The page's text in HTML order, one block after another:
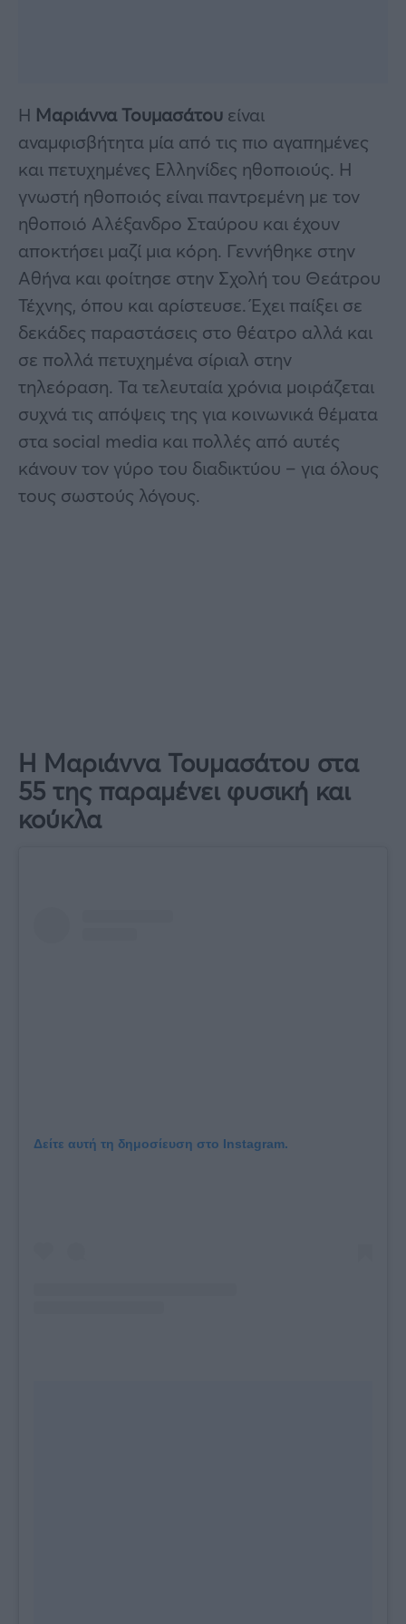
Η Μαριάννα Τουμασάτου είναι
αναμφισβήτητα μία από τις πιο αγαπημένες
και πετυχημένες Ελληνίδες ηθοποιούς. Η
γνωστή ηθοποιός είναι παντρεμένη με τον
ηθοποιό Αλέξανδρο Σταύρου και έχουν
αποκτήσει μαζί μια κόρη. Γεννήθηκε στην
Αθήνα και φοίτησε στην Σχολή του Θεάτρου
Τέχνης, όπου και αρίστευσε. Έχει παίξει σε
δεκάδες παραστάσεις στο θέατρο αλλά και
σε πολλά πετυχημένα σίριαλ στην
τηλεόραση. Τα τελευταία χρόνια μοιράζεται
συχνά τις απόψεις της για κοινωνικά θέματα
στα social media και πολλές από αυτές
κάνουν τον γύρο του διαδικτύου – για όλους
τους σωστούς λόγους.
Η Μαριάννα Τουμασάτου στα
55 της παραμένει φυσική και
κούκλα
Δείτε αυτή τη δημοσίευση στο Instagram.